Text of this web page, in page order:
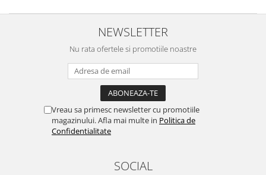
NEWSLETTER
Nu rata ofertele si promotiile noastre
Vreau sa primesc newsletter cu promotiile
magazinului. Afla mai multe in Politica de
Confidentialitate
SOCIAL